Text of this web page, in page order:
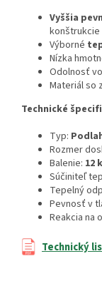
Vyššia
konštrukcie
Výborné
Nízka
Odolnosť
Materiál so
Technické
Typ:
Rozmer
Balenie: 12
Súčiniteľ
Tepelný
Pevnosť v
Reakcia na
Technický